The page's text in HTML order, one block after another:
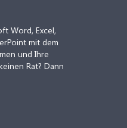
Word, Excel,
mit dem
und Ihre
Rat? Dann